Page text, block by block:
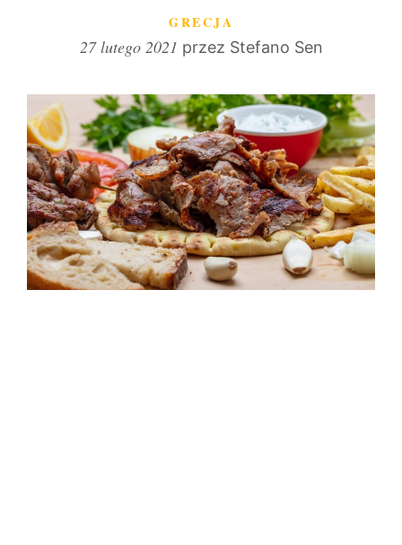
KATEGORIE
GRECJA
27 lutego 2021 przez Stefano Sen